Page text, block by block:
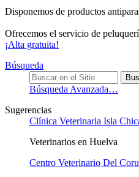
Disponemos de productos
Ofrecemos el servicio de
¡Alta gratuita!
Búsqueda
Búsqueda Avanzada…
Sugerencias
Clínica Veterinaria Isla
Veterinarios en Huelva
Centro Veterinario Del